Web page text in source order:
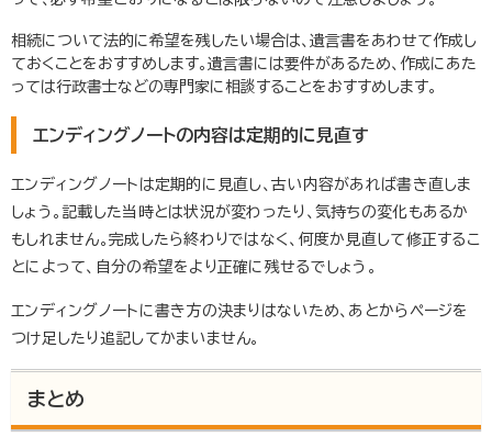
相続について法的に希望を残したい場合は、遺言書をあわせて作成し
ておくことをおすすめします。遺言書には要件があるため、作成にあた
っては行政書士などの専門家に相談することをおすすめします。
エンディングノートの内容は定期的に見直す
エンディングノートは定期的に見直し、古い内容があれば書き直しま
しょう。記載した当時とは状況が変わったり、気持ちの変化もあるか
もしれません。完成したら終わりではなく、何度か見直して修正するこ
とによって、自分の希望をより正確に残せるでしょう。
エンディングノートに書き方の決まりはないため、あとからページを
つけ足したり追記してかまいません。
まとめ